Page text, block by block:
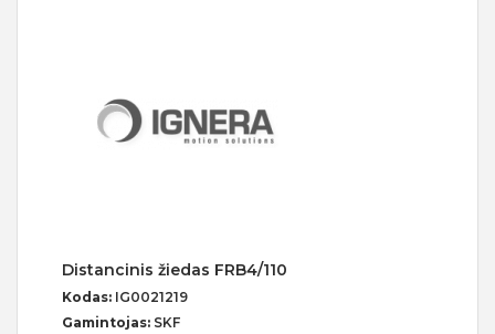
Distancinis žiedas FRB4/110
Kodas: IG0021219
Gamintojas: SKF